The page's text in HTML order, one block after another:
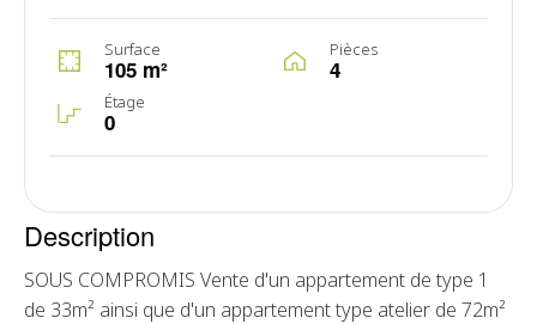
Surface
105 m²
Pièces
4
Étage
0
Description
SOUS COMPROMIS Vente d'un appartement de type 1
de 33m² ainsi que d'un appartement type atelier de 72m²